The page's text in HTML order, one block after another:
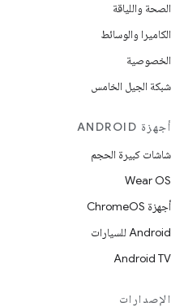
الصحة واللياقة
الكاميرا والوسائط
الخصوصية
شبكة الجيل الخامس
أجهزة ANDROID
شاشات كبيرة الحجم
Wear OS
أجهزة ChromeOS
Android للسيارات
Android TV
الإصدارات